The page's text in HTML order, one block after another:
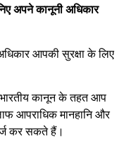
अपने कानूनी अधिकार
आपकी सुरक्षा के लिए
भारतीय कानून के तहत आप
आपराधिक मानहानि और
कर सकते हैं।